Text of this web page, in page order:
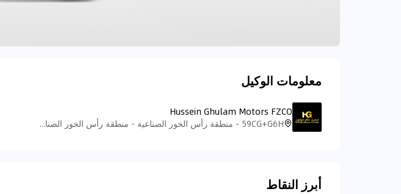
معلومات الوكيل
Hussein Ghulam Motors FZCO
59CG+G6H - منطقة رأس الخور الصناعية - منطقة رأس الخور الصناعية - ٣ - دبي - الإمارات العربية المتحدة
أبرز النقاط